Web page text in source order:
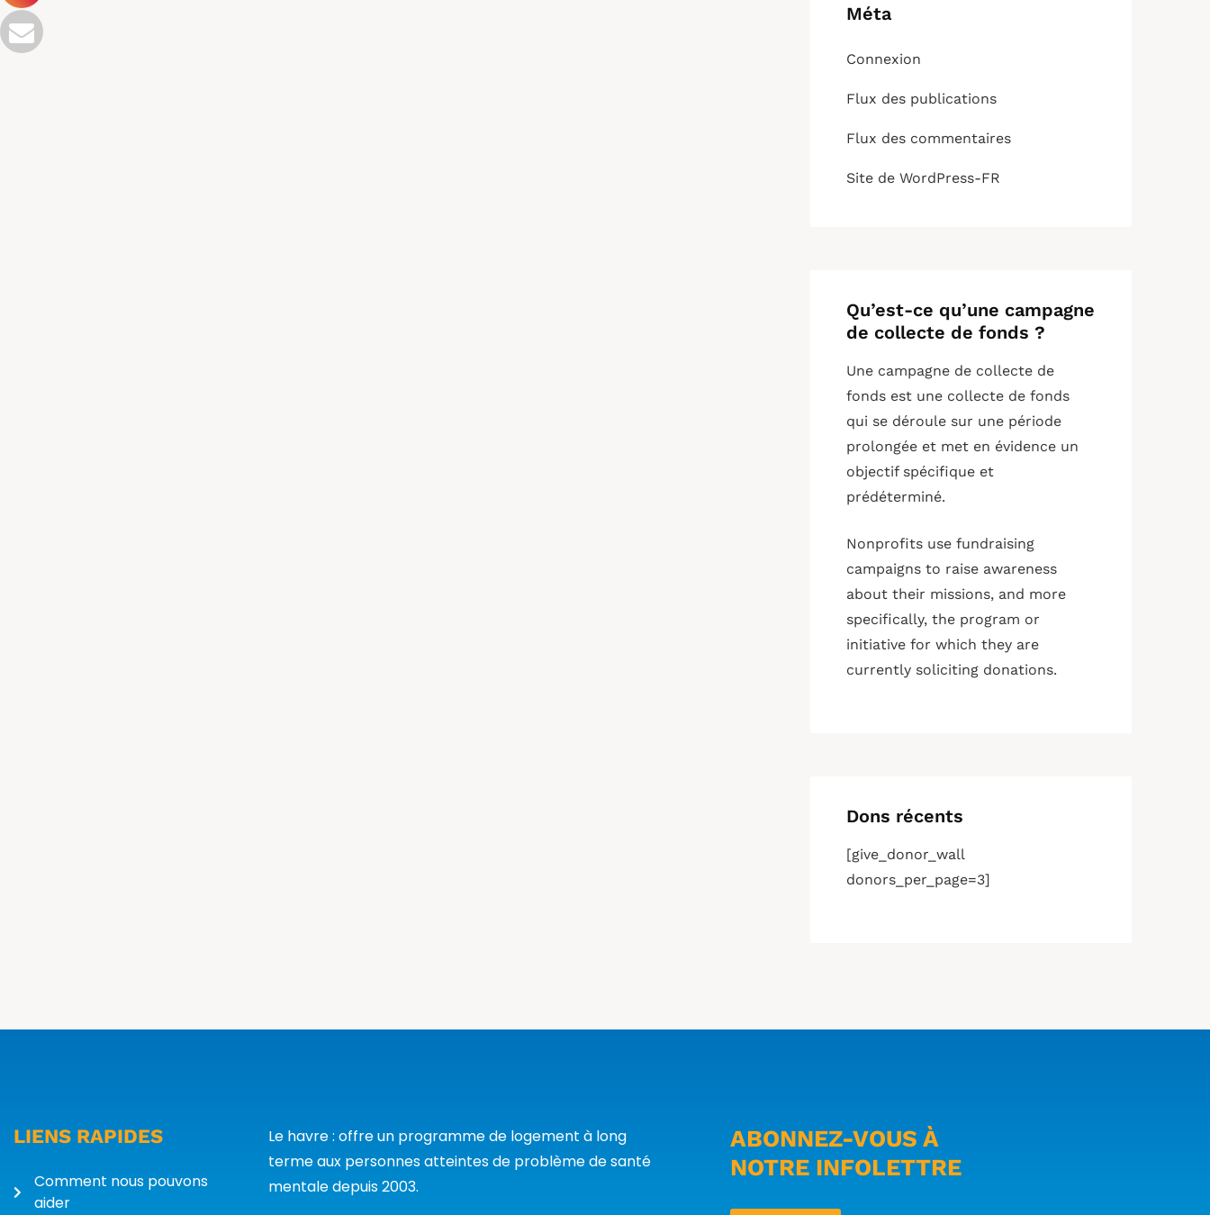
Méta
Connexion
Flux des publications
Flux des commentaires
Site de WordPress-FR
Qu’est-ce qu’une campagne
de collecte de fonds ?
Une campagne de collecte de
fonds est une collecte de fonds
qui se déroule sur une période
prolongée et met en évidence un
objectif spécifique et
prédéterminé.
Nonprofits use fundraising
campaigns to raise awareness
about their missions, and more
specifically, the program or
initiative for which they are
currently soliciting donations.
Dons récents
[give_donor_wall
donors_per_page=3]
LIENS RAPIDES
Comment nous pouvons
aider
Le havre : offre un programme de logement à long
terme aux personnes atteintes de problème de santé
mentale depuis 2003.
ABONNEZ-VOUS À
NOTRE INFOLETTRE